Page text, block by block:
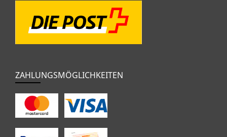
ZAHLUNGSMÖGLICHKEITEN